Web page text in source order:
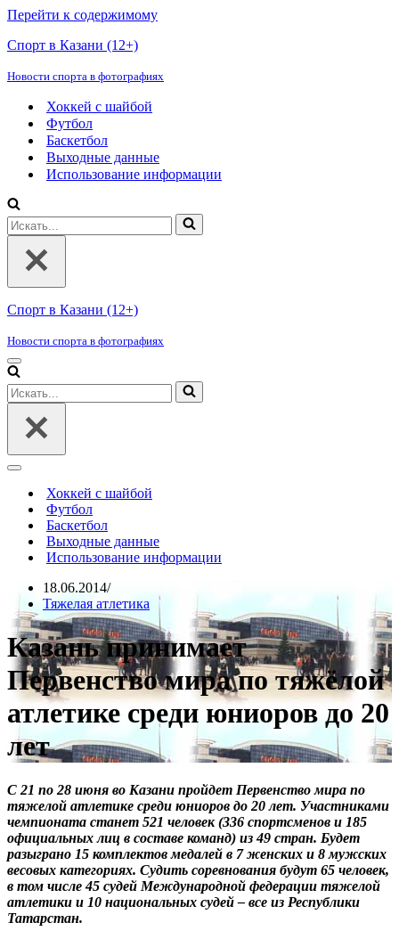
Перейти к содержимому
Спорт в Казани (12+)
Новости спорта в фотографиях
Хоккей с шайбой
Футбол
Баскетбол
Выходные данные
Использование информации
Искать...
Спорт в Казани (12+)
Новости спорта в фотографиях
Меню
навигации
Искать...
Меню
навигацииХоккей с шайбой
Футбол
Баскетбол
Выходные данные
Использование информации
18.06.2014
Тяжелая атлетика
Казань принимает
Первенство мира по тяжёлой
атлетике среди юниоров до 20
лет
С 21 по 28 июня во Казани пройдет Первенство мира по
тяжелой атлетике среди юниоров до 20 лет. Участниками
чемпионата станет 521 человек (336 спортсменов и 185
официальных лиц в составе команд) из 49 стран. Будет
разыграно 15 комплектов медалей в 7 женских и 8 мужских
весовых категориях. Судить соревнования будут 65 человек,
в том числе 45 судей Международной федерации тяжелой
атлетики и 10 национальных судей – все из Республики
Татарстан.